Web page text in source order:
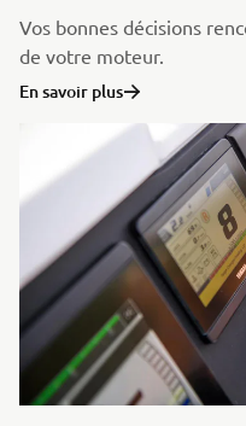
Vos bonnes décisions
de votre moteur.
En savoir plus